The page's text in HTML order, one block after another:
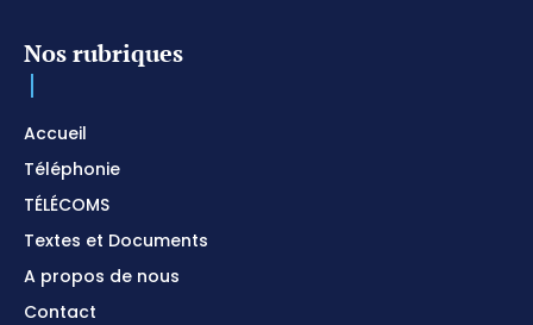
Nos rubriques
Accueil
Téléphonie
TÉLÉCOMS
Textes et Documents
A propos de nous
Contact